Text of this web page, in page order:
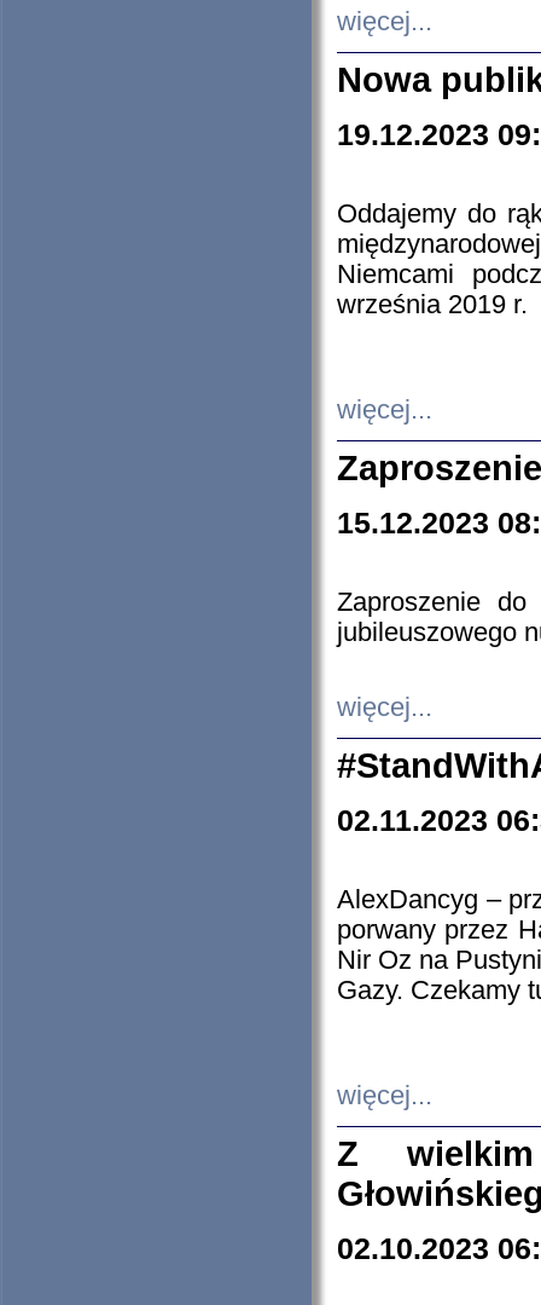
więcej...
Nowa
19.12.2023
Oddajemy do
Niemcami
września 2019 r.
więcej...
15.12.2023
Zaproszenie do
jubileuszowego
więcej...
02.11.2023
AlexDancyg –
porwany przez
Nir Oz na
Gazy. Czekamy
więcej...
Z
02.10.2023